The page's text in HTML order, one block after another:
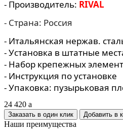
- Производитель: RIVAL
- Страна: Россия
- Итальянская нержав.
- Установка в штатные
- Набор крепежных
- Инструкция по установке
- Упаковка: пузырьковая
24 420 a
Заказать в один клик
Наши преимущества